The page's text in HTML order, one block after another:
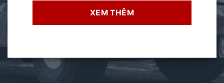
XEM THÊM